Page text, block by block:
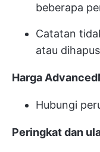
beberapa
Catatan
atau dihapus
Harga
Hubungi
Peringkat dan